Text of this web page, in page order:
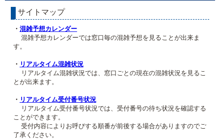
アクセス
区役所フロアマップ
サイトマップ
・ 混雑予想カレンダー
混雑予想カレンダーでは窓口毎の混雑予想を見ることが出来ま
す。
・ リアルタイム混雑状況
リアルタイム混雑状況では、窓口ごとの現在の混雑状況を見るこ
とが出来ます。
・ リアルタイム受付番号状況
リアルタイム受付番号状況では、受付番号の待ち状況を確認する
ことができます。
受付内容によりお呼びする順番が前後する場合がありますのでご
了承ください。